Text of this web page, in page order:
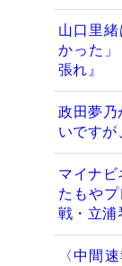
山口里
かった
張れ』
政田夢乃
いですが
マイナ
たもや
戦・立浦
〈中間